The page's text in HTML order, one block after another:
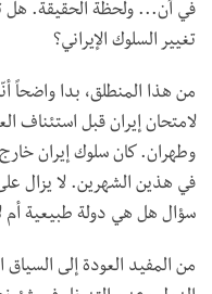
في آن... ولحظة الحقيقة. هل
تغيير السلوك الإيراني؟
من هذا المنطلق، بدا واضحاً
لامتحان إيران قبل استئناف
وطهران. كان سلوك إيران
في هذين الشهرين. لا يزال
سؤال هل هي دولة طبيعية أم
من المفيد العودة إلى